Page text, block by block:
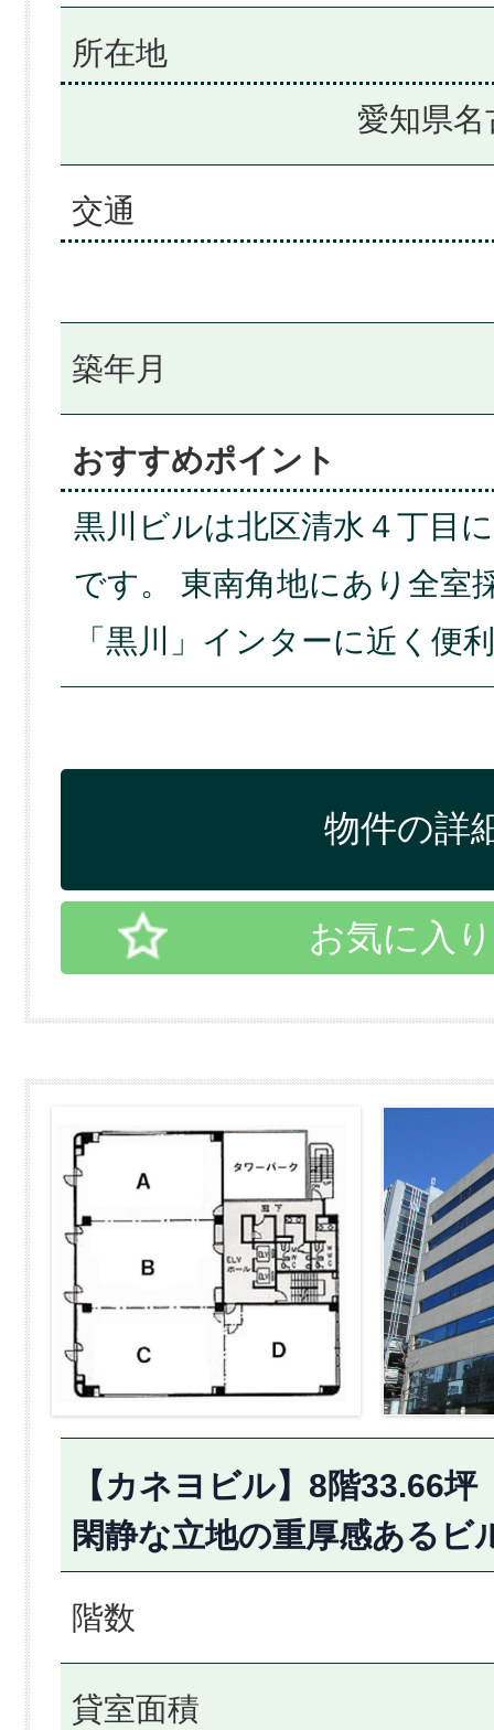
所在地
愛知県
交通
築年月
おすすめポイント
黒川ビルは北区清水４丁目
です。 東南角地にあり全室
「黒川」インターに近く便
物件の詳
お気に入
【カネヨビル】8階33.66
閑静な立地の重厚感あるビ
階数
貸室面積